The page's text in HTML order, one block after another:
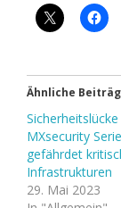
Ähnliche
MXsecurity
gefährdet
Infrastrukturen
29. Mai 2023